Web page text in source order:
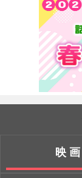
映画